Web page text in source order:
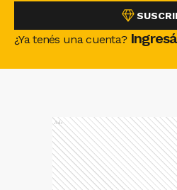
¿Ya tenés una cuenta? Ingresá
Ads